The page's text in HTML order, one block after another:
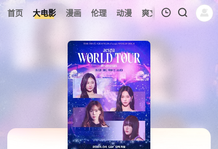
首页 大电影 漫画 伦理 动漫 爽文短剧 综艺 连
暂无观看影片的记录